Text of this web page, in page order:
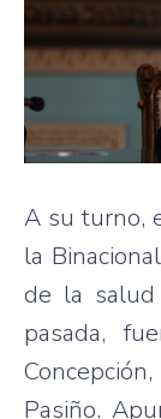
A su turno,
la
de la salud
pasada,
Pasiño.